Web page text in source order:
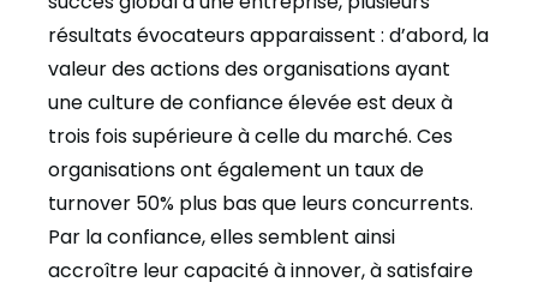
résultats évocateurs apparaissent : d’abord, la
valeur des actions des organisations ayant
une culture de confiance élevée est deux à
trois fois supérieure à celle du marché. Ces
organisations ont également un taux de
turnover 50% plus bas que leurs concurrents.
Par la confiance, elles semblent ainsi
accroître leur capacité à innover, à satisfaire